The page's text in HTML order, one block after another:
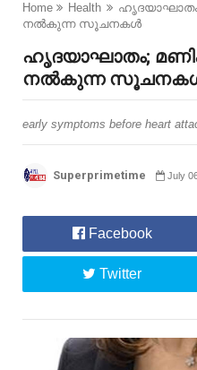
Home Health
നൽകുന്ന സൂചനകൾ
ഹൃദയാഘാതം;
നൽകുന്ന
early symptoms before heart
Superprimetime July
Facebook
Twitter